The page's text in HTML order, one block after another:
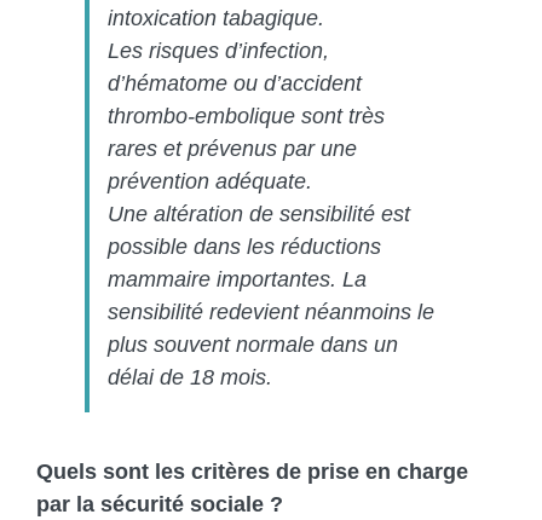
intoxication tabagique.
Les risques d’infection,
d’hématome ou d’accident
thrombo-embolique sont très
rares et prévenus par une
prévention adéquate.
Une altération de sensibilité est
possible dans les réductions
mammaire importantes. La
sensibilité redevient néanmoins le
plus souvent normale dans un
délai de 18 mois.
Quels sont les critères de prise en charge
par la sécurité sociale ?